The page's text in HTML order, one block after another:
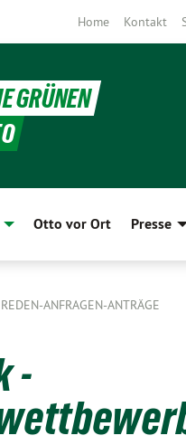
Home Kontakt
GRÜNEN
Otto vor Ort Presse
REDEN-ANFRAGEN-ANTRÄGE
-